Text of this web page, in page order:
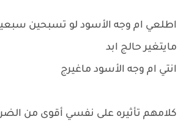
اطلعي ام وجه الأسود لو تسبحين
مايتغير حالج ابد
انتي ام وجه الأسود ماغيرج
كلامهم تأثيره على نفسي أقوى من